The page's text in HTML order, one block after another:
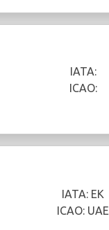
IATA:
ICAO:
IATA: EK
ICAO: UAE